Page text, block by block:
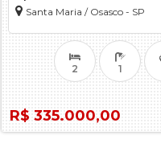
Santa Maria / Osasco - SP
R$ 335.000,00
2 1